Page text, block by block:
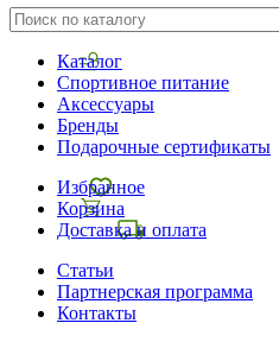
Каталог
Спортивное питание
Аксессуары
Бренды
Подарочные сертификаты
Избранное
Корзина
Доставка и оплата
Статьи
Партнерская программа
Контакты